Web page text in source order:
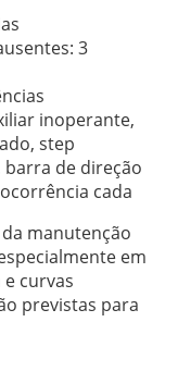
3
inoperante,
step
barra de direção
cada
manutenção
em
curvas
previstas para